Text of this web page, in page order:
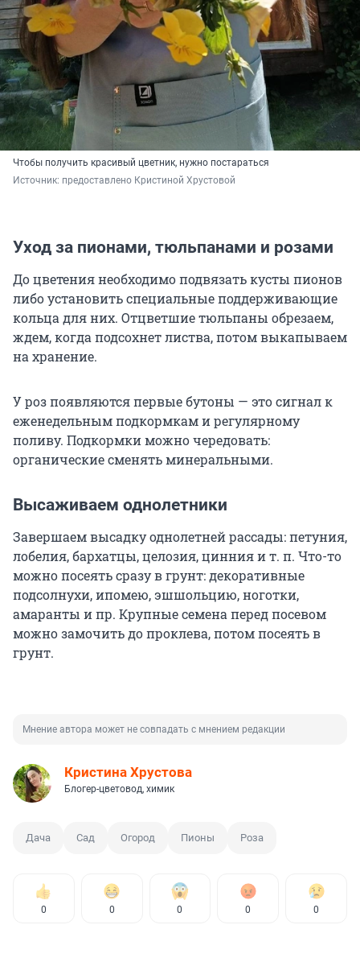
Чтобы получить красивый цветник, нужно постараться
Источник: предоставлено Кристиной Хрустовой
Уход за пионами, тюльпанами и розами
До цветения необходимо подвязать кусты пионов
либо установить специальные поддерживающие
кольца для них. Отцветшие тюльпаны обрезаем,
ждем, когда подсохнет листва, потом выкапываем
на хранение.
У роз появляются первые бутоны — это сигнал к
еженедельным подкормкам и регулярному
поливу. Подкормки можно чередовать:
органические сменять минеральными.
Высаживаем однолетники
Завершаем высадку однолетней рассады: петуния,
лобелия, бархатцы, целозия, цинния и т. п. Что-то
можно посеять сразу в грунт: декоративные
подсолнухи, ипомею, эшшольцию, ноготки,
амаранты и пр. Крупные семена перед посевом
можно замочить до проклева, потом посеять в
грунт.
Мнение автора может не совпадать с мнением редакции
Кристина Хрустова
Блогер-цветовод, химик
Дача Сад Огород Пионы Роза
0 0 0 0 0